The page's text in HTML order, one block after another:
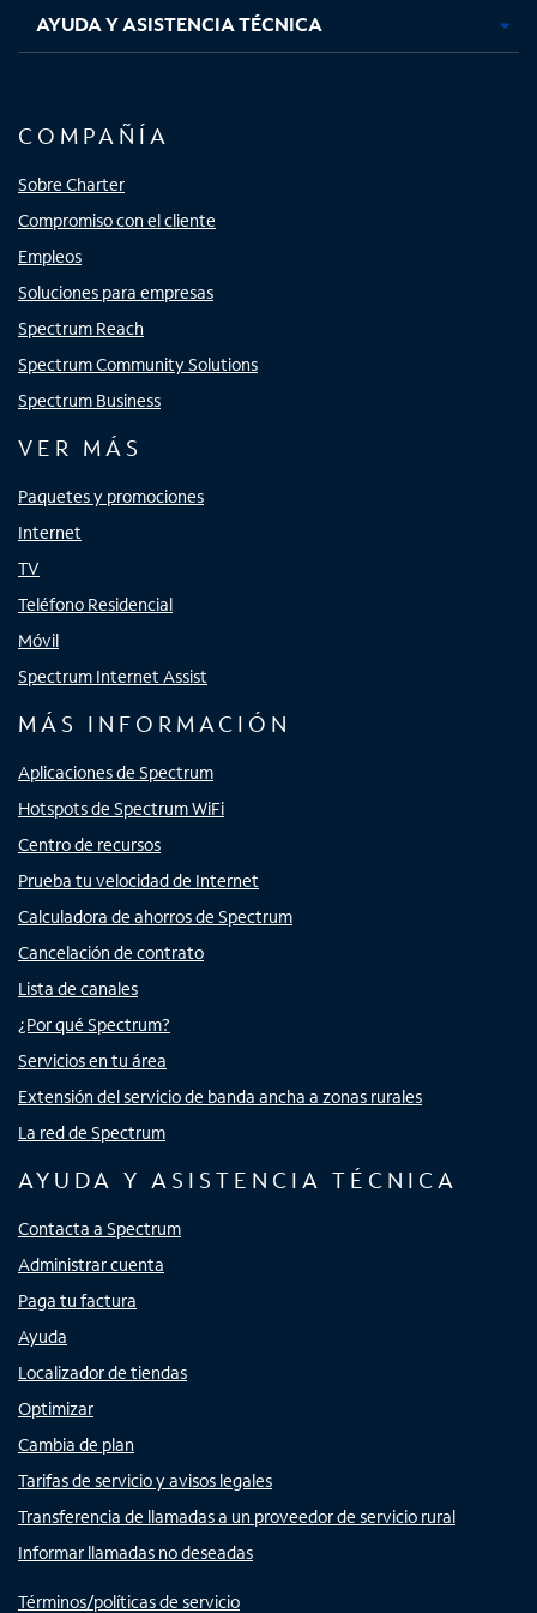
AYUDA Y ASISTENCIA TÉCNICA
COMPAÑÍA
Sobre Charter
Compromiso con el cliente
Empleos
Soluciones para empresas
Spectrum Reach
Spectrum Community Solutions
Spectrum Business
VER MÁS
Paquetes y promociones
Internet
TV
Teléfono Residencial
Móvil
Spectrum Internet Assist
MÁS INFORMACIÓN
Aplicaciones de Spectrum
Hotspots de Spectrum WiFi
Centro de recursos
Prueba tu velocidad de Internet
Calculadora de ahorros de Spectrum
Cancelación de contrato
Lista de canales
¿Por qué Spectrum?
Servicios en tu área
Extensión del servicio de banda ancha a zonas rurales
La red de Spectrum
AYUDA Y ASISTENCIA TÉCNICA
Contacta a Spectrum
Administrar cuenta
Paga tu factura
Ayuda
Localizador de tiendas
Optimizar
Cambia de plan
Tarifas de servicio y avisos legales
Transferencia de llamadas a un proveedor de servicio rural
Informar llamadas no deseadas
Términos/políticas de servicio